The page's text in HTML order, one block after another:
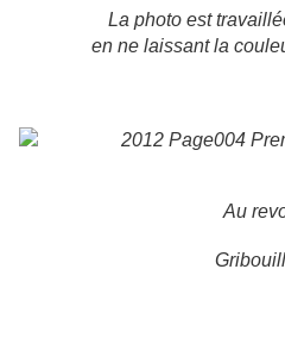
La photo est
en ne laissant la
Au